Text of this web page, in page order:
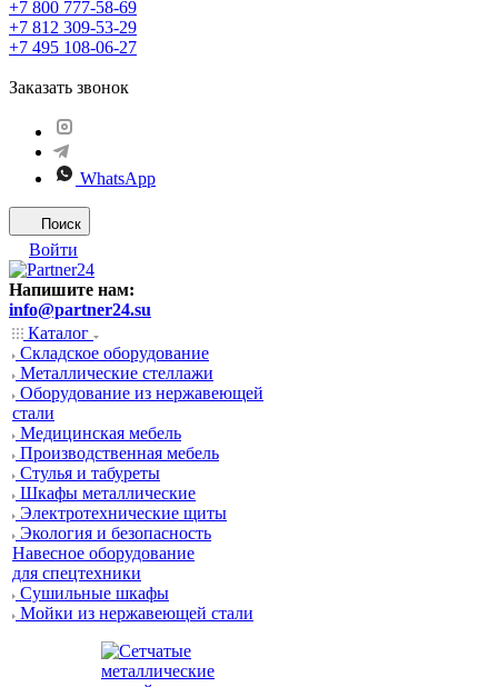
+7 800 777-58-69
+7 812 309-53-29
+7 495 108-06-27
Заказать звонок
WhatsApp
Поиск
Войти
Напишите нам:
info@partner24.su
Каталог
Складское оборудование
Металлические стеллажи
Оборудование из нержавеющей
стали
Медицинская мебель
Производственная мебель
Стулья и табуреты
Шкафы металлические
Электротехнические щиты
Экология и безопасность
Навесное оборудование
для спецтехники
Сушильные шкафы
Мойки из нержавеющей стали